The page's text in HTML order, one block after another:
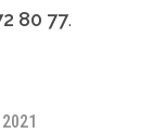
80 77.